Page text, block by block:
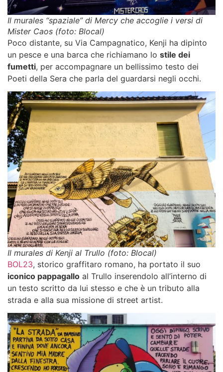
Il murales “spaziale” di Mercy che accoglie i versi di
Mister Caos (foto: Blocal)
Poco distante, su Via Campagnatico, Kenji ha dipinto
un pesce e una barca che richiamano lo stile dei
fumetti, per accompagnare un bellissimo testo dei
Poeti della Sera che parla del guardarsi negli occhi.
Il murales di Kenji al Trullo (foto: Blocal)
BOL23, storico graffitaro romano, ha portato il suo
iconico pappagallo al Trullo inserendolo all’interno di
un testo scritto da lui stesso e che è un tributo alla
strada e alla sua missione di street artist.